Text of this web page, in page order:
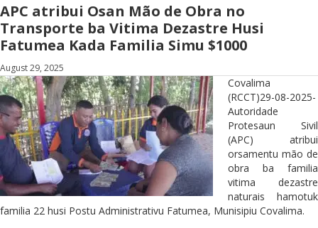
APC atribui Osan Mão de Obra no
Transporte ba Vitima Dezastre Husi
Fatumea Kada Familia Simu $1000
August 29, 2025
Covalima
(RCCT)29-08-2025-
Autoridade
Protesaun Sivil
(APC) atribui
orsamentu mão de
obra ba familia
vitima dezastre
naturais hamotuk
familia 22 husi Postu Administrativu Fatumea, Munisipiu Covalima.